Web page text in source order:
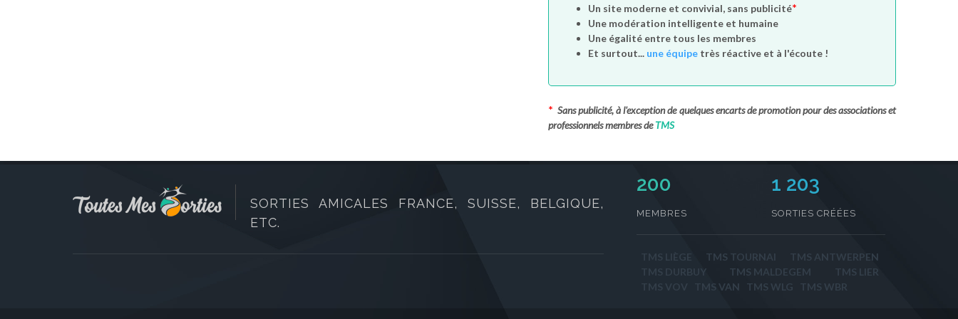
Un site moderne et convivial, sans publicité*
Une modération intelligente et humaine
Une égalité entre tous les membres
Et surtout... une équipe très réactive et à l'écoute !
* Sans publicité, à l'exception de quelques encarts de promotion pour des associations et
professionnels membres deTMS
SORTIES AMICALES FRANCE, SUISSE, BELGIQUE,
ETC.
230
MEMBRES
1 203
SORTIES CRÉÉES
TMS LIÈGE TMS TOURNAI
TMS ANTWERPEN
TMS DURBUY
TMS MALDEGEM
TMS LIER
TMS VOV
TMS VAN TMS WLG TMS WBR